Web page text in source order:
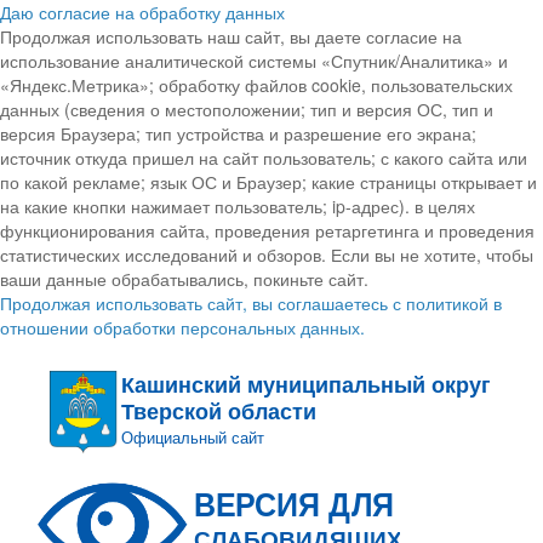
Даю согласие на обработку данных
Продолжая использовать наш сайт, вы даете согласие на
использование аналитической системы «Спутник/Аналитика» и
«Яндекс.Метрика»; обработку файлов cookie, пользовательских
данных (сведения о местоположении; тип и версия ОС, тип и
версия Браузера; тип устройства и разрешение его экрана;
источник откуда пришел на сайт пользователь; с какого сайта или
по какой рекламе; язык ОС и Браузер; какие страницы открывает и
на какие кнопки нажимает пользователь; ip-адрес). в целях
функционирования сайта, проведения ретаргетинга и проведения
статистических исследований и обзоров. Если вы не хотите, чтобы
ваши данные обрабатывались, покиньте сайт.
Продолжая использовать сайт, вы соглашаетесь с политикой в
отношении обработки персональных данных.